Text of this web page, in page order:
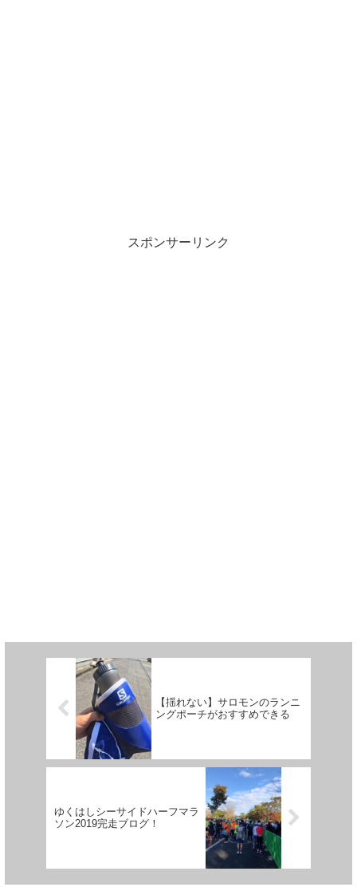
スポンサーリンク
【揺れない】サロモンのランニ
ングポーチがおすすめできる
ゆくはしシーサイドハーフマラ
ソン2019完走ブログ！